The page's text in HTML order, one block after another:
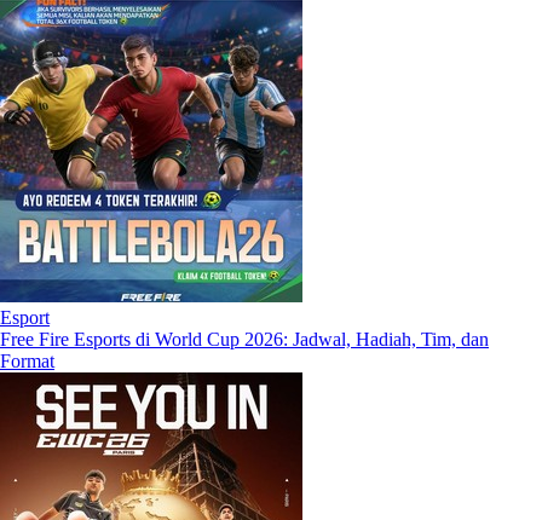
Esport
Free Fire Esports di World Cup 2026: Jadwal, Hadiah, Tim, dan
Format